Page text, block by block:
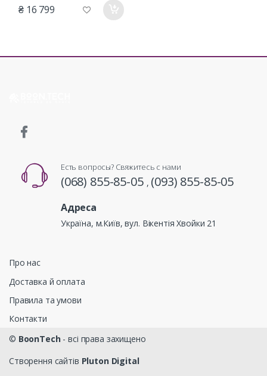
₴ 16 799
Есть вопросы? Свяжитесь с нами
(068) 855-85-05 , (093) 855-85-05
Адреса
Україна, м.Київ, вул. Вікентія Хвойки 21
Про нас
Доставка й оплата
Правила та умови
Контакти
© BoonTech - всі права захищено
Створення сайтів Pluton Digital